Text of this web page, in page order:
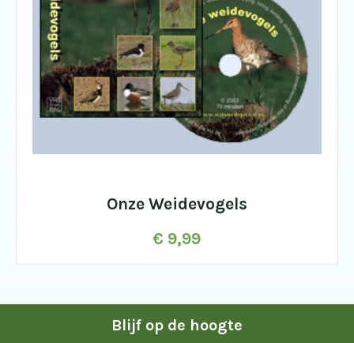
Onze Weidevogels
€ 9,99
Blijf op de hoogte